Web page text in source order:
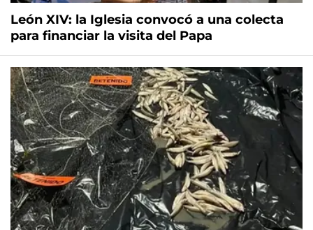
León XIV: la Iglesia convocó a una colecta
para financiar la visita del Papa